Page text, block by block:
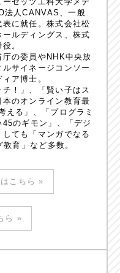
法人CANVAS、一般
に就任。株式会社松
ルディングス、株式
。
の委員やNHK中央放
サイネージコンソー
ア博士。
！」、「賢い子はス
のオンライン教育最
る」、「プログラミ
のギモン」、「デジ
ても「マンガでなる
育」など多数。
こちら »
ら »